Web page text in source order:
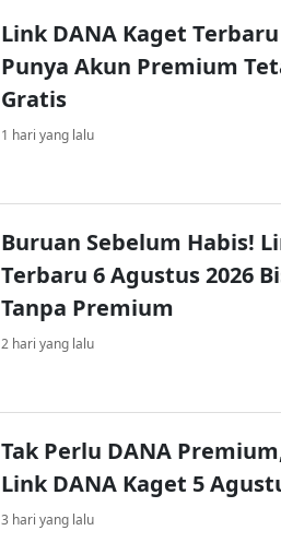
Link DANA Kaget
Punya Akun Premium
Gratis
1 hari yang lalu
Buruan Sebelum Habis!
Terbaru 6 Agustus 2026
Tanpa Premium
2 hari yang lalu
Tak Perlu DANA
Link DANA Kaget 5
3 hari yang lalu